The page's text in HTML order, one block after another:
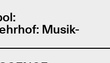
Musik-